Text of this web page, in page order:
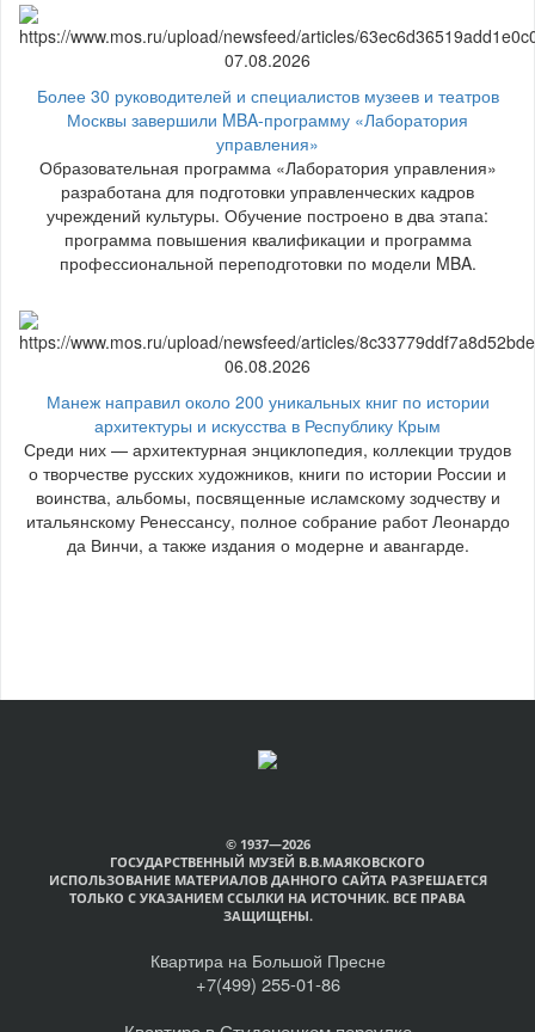
07.08.2026
Более 30 руководителей и специалистов музеев и театров
Москвы завершили MBA-программу «Лаборатория
управления»
Образовательная программа «Лаборатория управления»
разработана для подготовки управленческих кадров
учреждений культуры. Обучение построено в два этапа:
программа повышения квалификации и программа
профессиональной переподготовки по модели MBA.
06.08.2026
Манеж направил около 200 уникальных книг по истории
архитектуры и искусства в Республику Крым
Среди них — архитектурная энциклопедия, коллекции трудов
о творчестве русских художников, книги по истории России и
воинства, альбомы, посвященные исламскому зодчеству и
итальянскому Ренессансу, полное собрание работ Леонардо
да Винчи, а также издания о модерне и авангарде.
© 1937—2026
ГОСУДАРСТВЕННЫЙ МУЗЕЙ В.В.МАЯКОВСКОГО
ИСПОЛЬЗОВАНИЕ МАТЕРИАЛОВ ДАННОГО САЙТА РАЗРЕШАЕТСЯ
ТОЛЬКО С УКАЗАНИЕМ ССЫЛКИ НА ИСТОЧНИК. ВСЕ ПРАВА
ЗАЩИЩЕНЫ.
Квартира на Большой Пресне
+7(499) 255-01-86